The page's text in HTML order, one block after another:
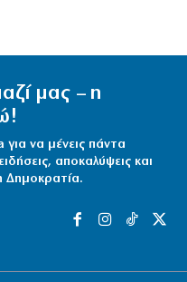
μας – η
να μένεις πάντα
αποκαλύψεις και
Δημοκρατία.